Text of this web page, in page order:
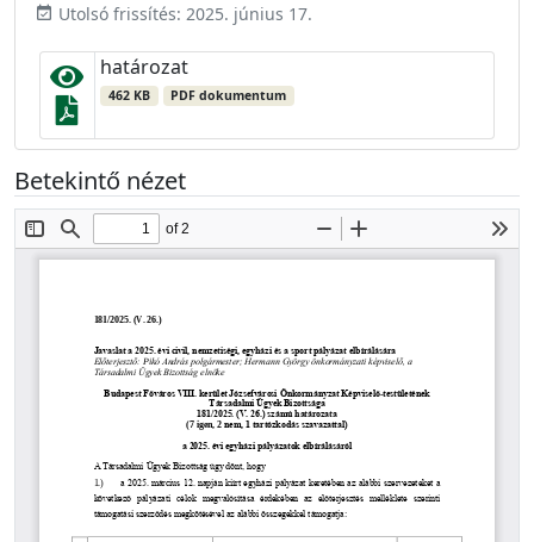
event_available Utolsó frissítés: 2025. június 17.
határozat
462 KB PDF dokumentum
Betekintő nézet